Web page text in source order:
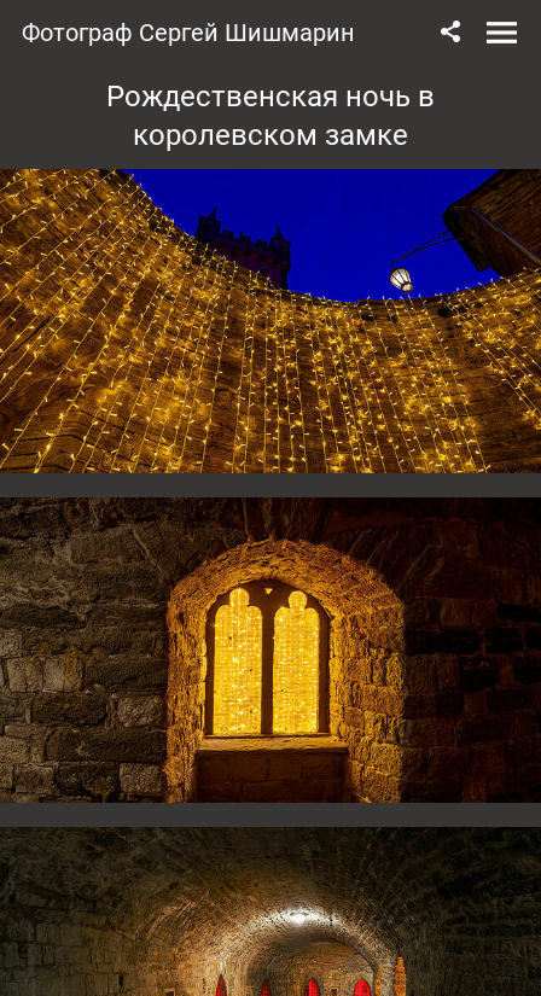
Фотограф Сергей Шишмарин
Рождественская ночь в
королевском замке